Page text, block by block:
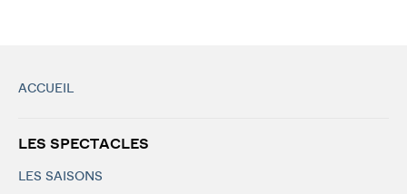
ACCUEIL
LES SPECTACLES
LES SAISONS